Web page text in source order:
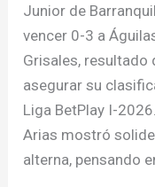
Junior de
vencer 0-3 a
Grisales, resultado
asegurar su
Liga BetPlay I-
Arias mostró
alterna, pensando